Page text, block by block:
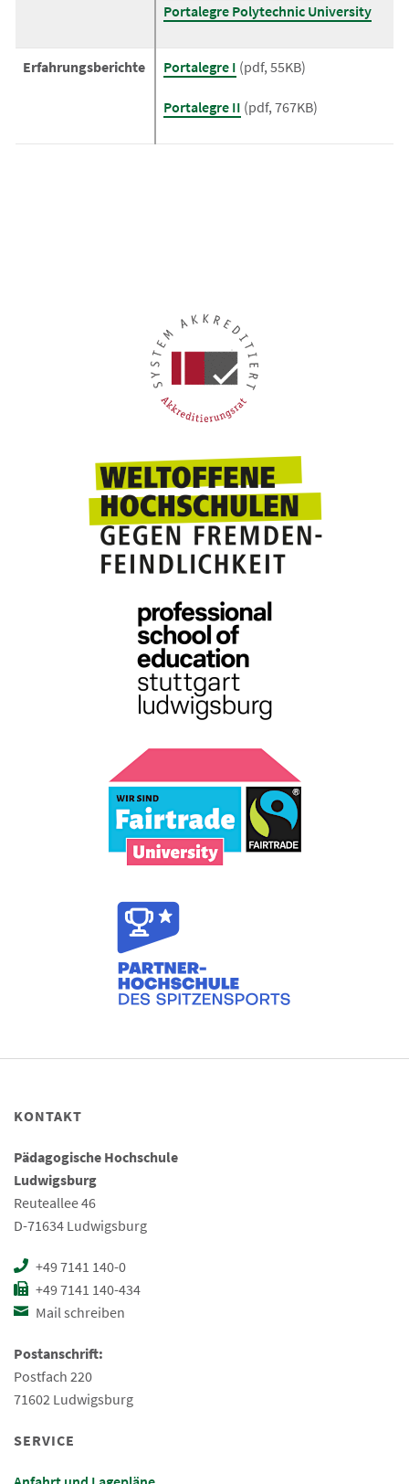
Portalegre Polytechnic University
Erfahrungsberichte Portalegre I (pdf, 55KB)
Portalegre II (pdf, 767KB)
KONTAKT
Pädagogische Hochschule
Ludwigsburg
Reuteallee 46
D-71634 Ludwigsburg
+49 7141 140-0
+49 7141 140-434
Mail schreiben
Postanschrift:
Postfach 220
71602 Ludwigsburg
SERVICE